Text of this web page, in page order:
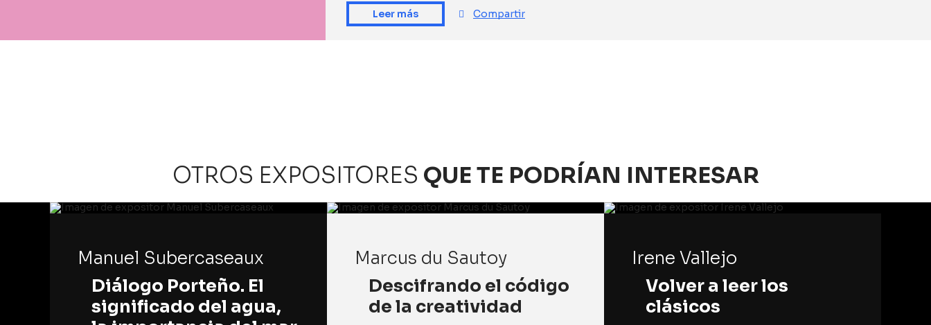
Leer más Compartir
OTROS EXPOSITORES QUE TE PODRÍAN INTERESAR
Manuel Subercaseaux
Diálogo Porteño. El
significado del agua,
Marcus du Sautoy
Descifrando el código
de la creatividad
Irene Vallejo
Volver a leer los
clásicos